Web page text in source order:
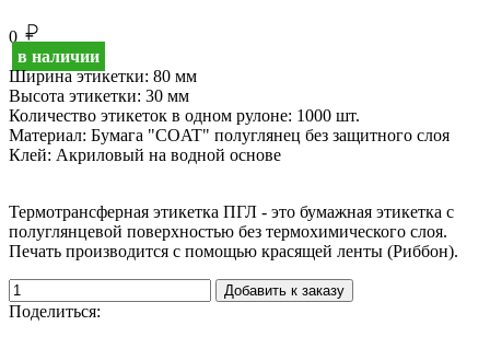
0
в наличии
Ширина этикетки: 80 мм
Высота этикетки: 30 мм
Количество этикеток в одном рулоне: 1000 шт.
Материал: Бумага "COAT" полуглянец без защитного слоя
Клей: Акриловый на водной основе
Термотрансферная этикетка ПГЛ - это бумажная этикетка с
полуглянцевой поверхностью без термохимического слоя.
Печать производится с помощью красящей ленты (Риббон).
Добавить к заказу
Поделиться: